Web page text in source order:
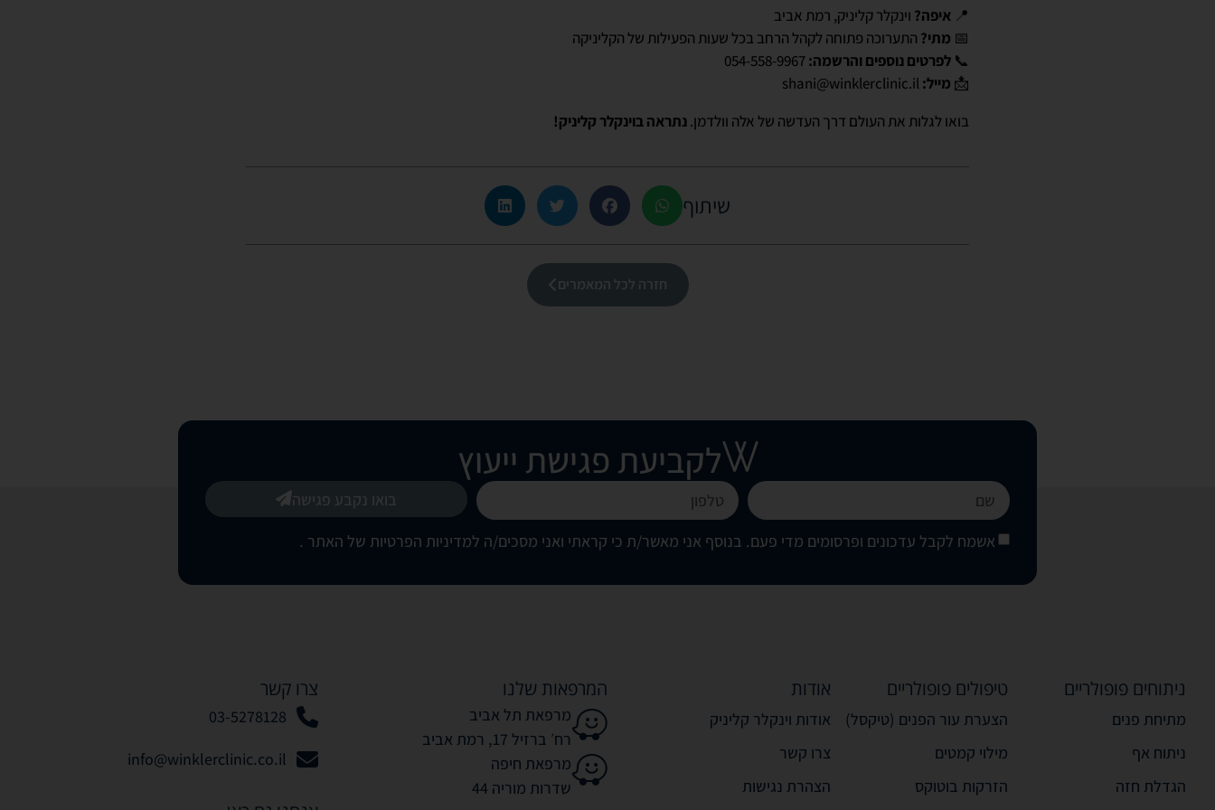
📍 איפה? וינקלר קליניק, רמת אביב
📅 מתי? התערוכה פתוחה לקהל הרחב בכל שעות הפעילות של הקליניקה
📞 לפרטים נוספים והרשמה:
📩 מייל:shani@winklerclinic.il
בואו לגלות את העולם דרך העדשה של אלה וולדמן.נתראה בוינקלר קליניק!
שיתוף
חזרה לכל המאמרים
לקביעת פגישת ייעוץ
אשמח לקבל עדכונים ופרסומים מדי פעם. בנוסף אני מאשר/ת כי קראתי ואני מסכים/ה למדיניות הפרטיות של האתר .
בואו נקבע פגישה
ניתוחים פופולריים
מתיחת פנים
ניתוח אף
הגדלת חזה
טיפולים פופולריים
הצערת עור הפנים (טיקסל)
מילוי קמטים
הזרקות בוטוקס
אודות
אודות וינקלר קליניק
צרו קשר
הצהרת נגישות
המרפאות שלנו
מרפאת תל אביב
רח׳ ברזיל 17, רמת אביב
מרפאת חיפה
שדרות מוריה 44
צרו קשר
03-5278128
info@winklerclinic.co.il